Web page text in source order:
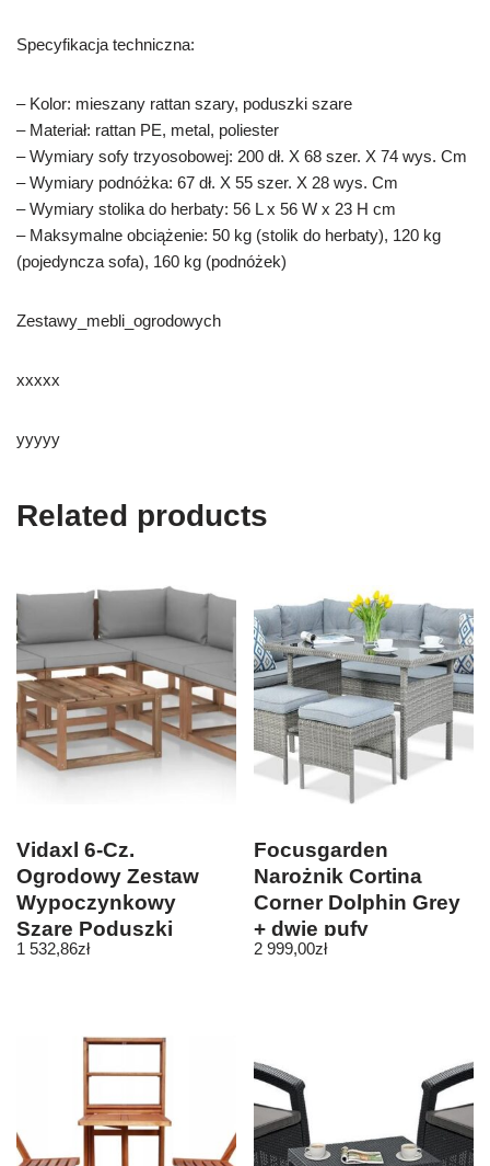
Specyfikacja techniczna:
– Kolor: mieszany rattan szary, poduszki szare
– Materiał: rattan PE, metal, poliester
– Wymiary sofy trzyosobowej: 200 dł. X 68 szer. X 74 wys. Cm
– Wymiary podnóżka: 67 dł. X 55 szer. X 28 wys. Cm
– Wymiary stolika do herbaty: 56 L x 56 W x 23 H cm
– Maksymalne obciążenie: 50 kg (stolik do herbaty), 120 kg
(pojedyncza sofa), 160 kg (podnóżek)
Zestawy_mebli_ogrodowych
xxxxx
yyyyy
Related products
Vidaxl 6-Cz.
Ogrodowy Zestaw
Wypoczynkowy
Szare Poduszki
Sosna
1 532,86zł
Focusgarden
Narożnik Cortina
Corner Dolphin Grey
+ dwie pufy
2 999,00zł